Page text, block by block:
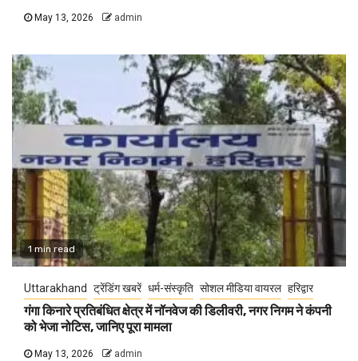
May 13, 2026 admin
1 min read
Uttarakhand ट्रेंडिंग खबरें धर्म-संस्कृति सोशल मीडिया वायरल हरिद्वार
गंगा किनारे प्रतिबंधित क्षेत्र में नॉनवेज की डिलीवरी, नगर निगम ने कंपनी
को भेजा नोटिस, जानिए पूरा मामला
May 13, 2026 admin